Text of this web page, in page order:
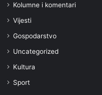
Kolumne i komentari
Vijesti
Gospodarstvo
Uncategorized
Kultura
Sport